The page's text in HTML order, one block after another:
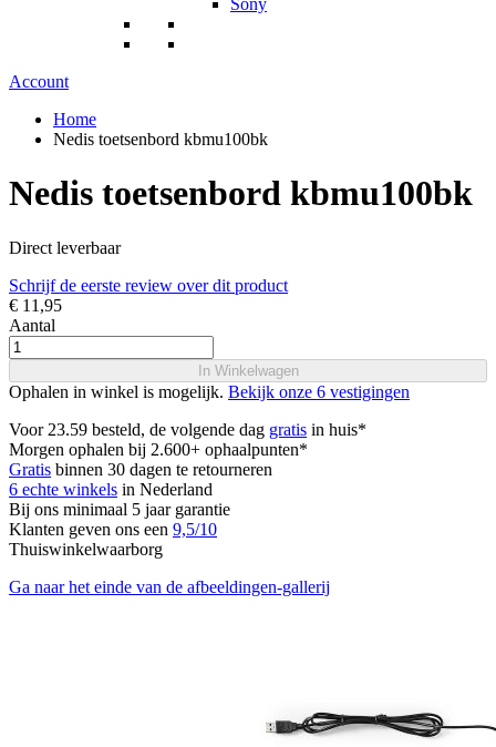
Sony
Account
Home
Nedis toetsenbord kbmu100bk
Nedis toetsenbord kbmu100bk
Direct leverbaar
Schrijf de eerste review over dit product
€ 11,95
Aantal
In Winkelwagen
Ophalen in winkel is mogelijk. Bekijk onze 6 vestigingen
Voor 23.59 besteld, de volgende dag gratis in huis*
Morgen ophalen bij 2.600+ ophaalpunten*
Gratis binnen 30 dagen te retourneren
6 echte winkels in Nederland
Bij ons minimaal 5 jaar garantie
Klanten geven ons een 9,5/10
Thuiswinkelwaarborg
Ga naar het einde van de afbeeldingen-gallerij